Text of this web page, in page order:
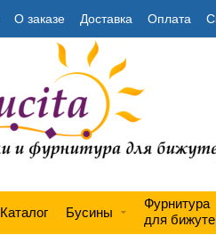
О заказе Доставка Оплата
Каталог Бусины
Фурнитура
для